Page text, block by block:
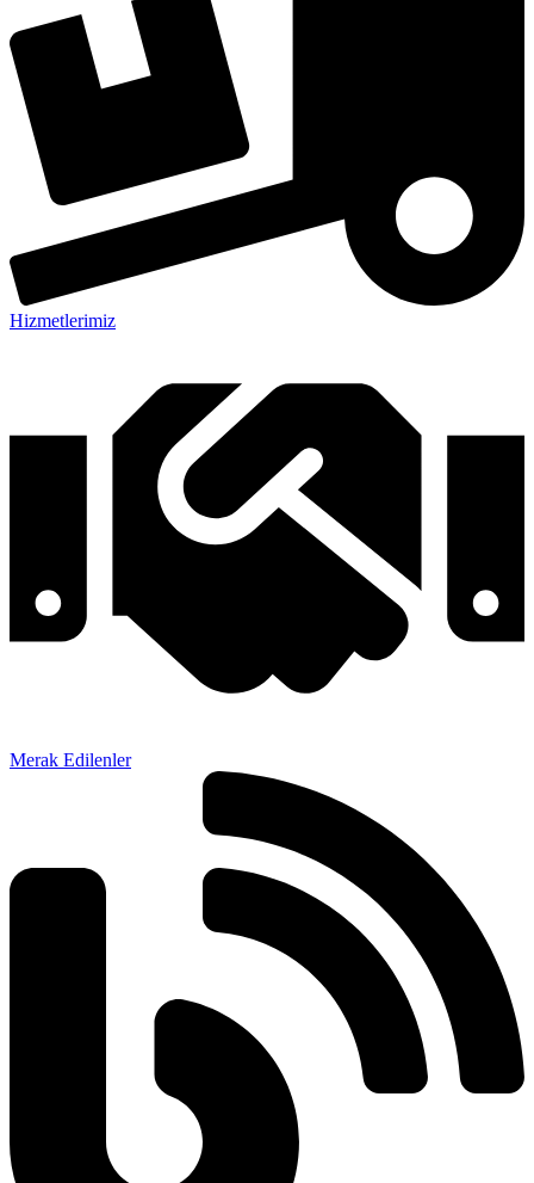
Hizmetlerimiz
Merak Edilenler